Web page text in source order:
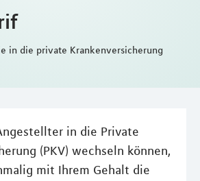
in die private Krankenversicherung
in die Private
(PKV) wechseln können,
mit Ihrem Gehalt die